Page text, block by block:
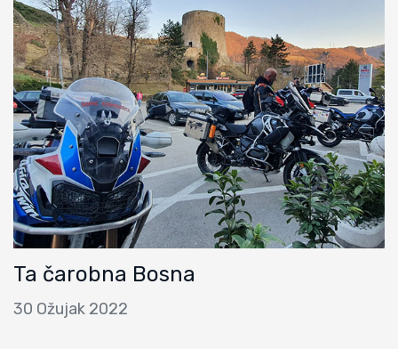
Ta čarobna Bosna
30 Ožujak 2022